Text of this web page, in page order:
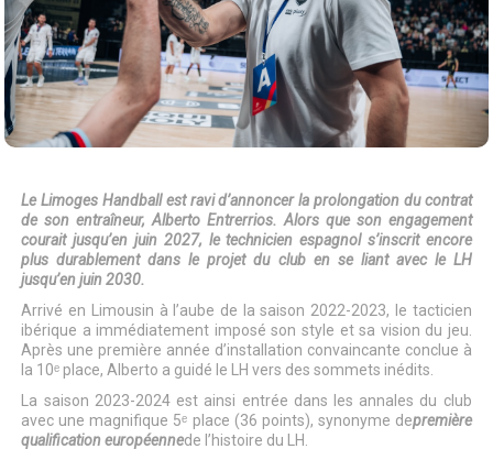
Le Limoges Handball est ravi d’annoncer la prolongation du contrat
de son entraîneur, Alberto Entrerrios. Alors que son engagement
courait jusqu’en juin 2027, le technicien espagnol s’inscrit encore
plus durablement dans le projet du club en se liant avec le LH
jusqu’en juin 2030.
Arrivé en Limousin à l’aube de la saison 2022-2023, le tacticien
ibérique a immédiatement imposé son style et sa vision du jeu.
Après une première année d’installation convaincante conclue à
la 10ᵉ place, Alberto a guidé le LH vers des sommets inédits.
La saison 2023-2024 est ainsi entrée dans les annales du club
avec une magnifique 5ᵉ place (36 points), synonyme depremière
qualification européennede l’histoire du LH.